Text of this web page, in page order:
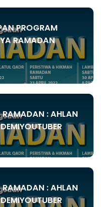
PROGRAM
RAMADAN
: AHLAN
: AHLAN